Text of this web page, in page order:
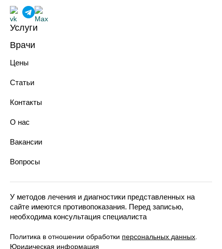
Услуги
Лечение зубов
Реставрация зубов
Профилактика зубов
Протезирование зубов
Ортодонтия
Парадонтология лечения
Костультация у стоматолога
Врачи
Ортопеды
Ортодонты
Цены
Статьи
Контакты
О нас
Вакансии
Вопросы
У методов лечения и диагностики представленных на
сайте имеются противопоказания. Перед записью,
необходима консультация специалиста
Политика в отношении обработки персональных данных
Юридическая информация